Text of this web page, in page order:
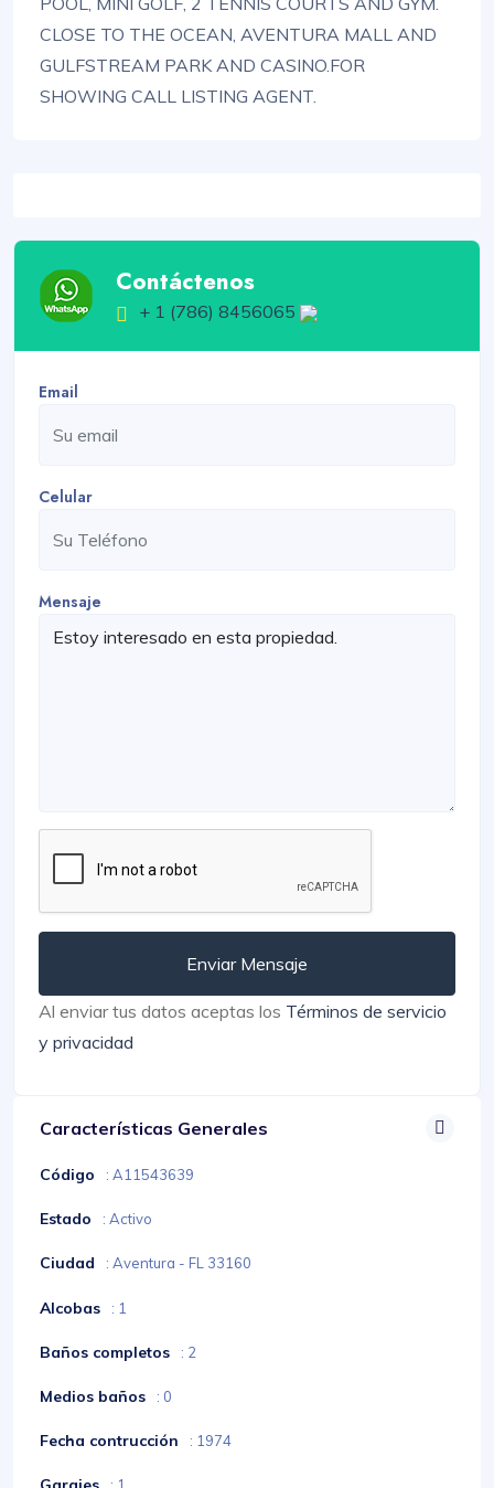
CLOSE TO THE OCEAN, AVENTURA MALL AND
GULFSTREAM PARK AND CASINO.FOR
SHOWING CALL LISTING AGENT.
Contáctenos
+ 1 (786) 8456065
Email
Celular
Mensaje
Enviar Mensaje
Al enviar tus datos aceptas los Términos de servicio
y privacidad
Características Generales
Código : A11543639
Estado : Activo
Ciudad : Aventura - FL 33160
Alcobas : 1
Baños completos : 2
Medios baños : 0
Fecha contrucción : 1974